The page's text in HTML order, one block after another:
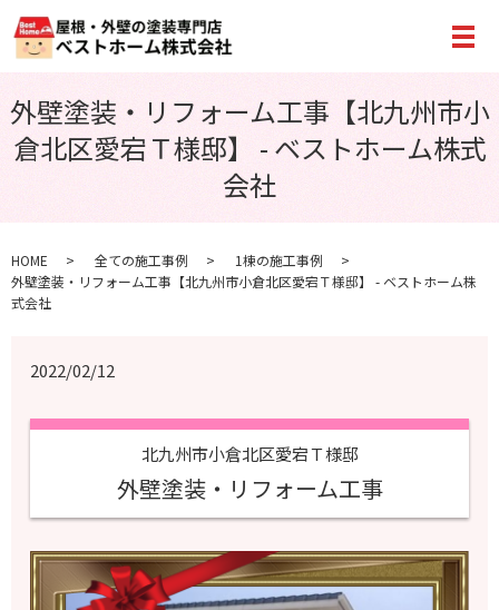
メ
外壁塗装・リフォーム工事【北九州市小
倉北区愛宕Ｔ様邸】 - ベストホーム株式
会社
HOME 全ての施工事例
1棟の施工事例
外壁塗装・リフォーム工事【北九州市小倉北区愛宕Ｔ様邸】 - ベストホーム株
式会社
2022/02/12
北九州市小倉北区愛宕Ｔ様邸
外壁塗装・リフォーム工事